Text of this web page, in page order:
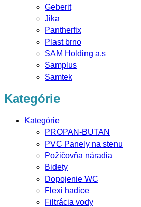
Geberit
Jika
Pantherfix
Plast brno
SAM Holding a.s
Samplus
Samtek
Kategórie
Kategórie
PROPAN-BUTAN
PVC Panely na stenu
Požičovňa náradia
Bidety
Dopojenie WC
Flexi hadice
Filtrácia vody